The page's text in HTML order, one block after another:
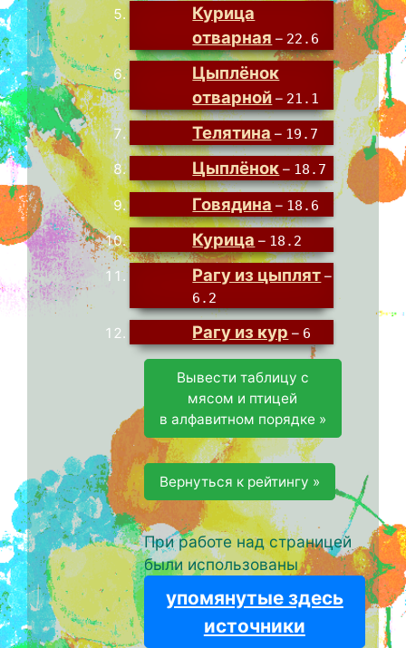
Курица
отварная – 22.6
Цыплёнок
отварной – 21.1
Телятина – 19.7
Цыплёнок – 18.7
Говядина – 18.6
Курица – 18.2
Рагу из цыплят –
6.2
Рагу из кур – 6
Вывести таблицу с
мясом и птицей
в алфавитном порядке »
Вернуться к рейтингу »
При работе над страницей
были использованы
упомянутые здесь
источники